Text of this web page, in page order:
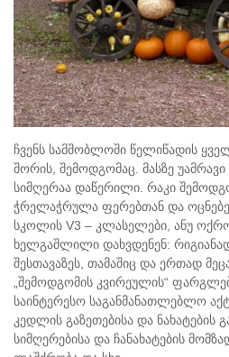
ჩვენს სამშობლოში წელიწადის
შორის, შემოდგომაც. მასზე
სიმღერაა დაწერილი. რაკი
ჭრელაჭრულა ფერებთან და
სკოლის V3 – კლასელები, ანუ
ხელგაშლილი დახვდენენ:
შესთავაზეს, თამაშიც და ერთად
„შემოდგომის კვირეულის“
საინტერესო საგანმანათლებლო
კედლის გაზეთებისა და ნახატების
სიმღერებისა და ჩანახატების